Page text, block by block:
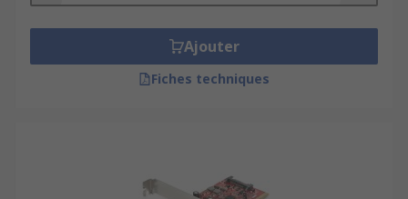
Ajouter
Fiches techniques